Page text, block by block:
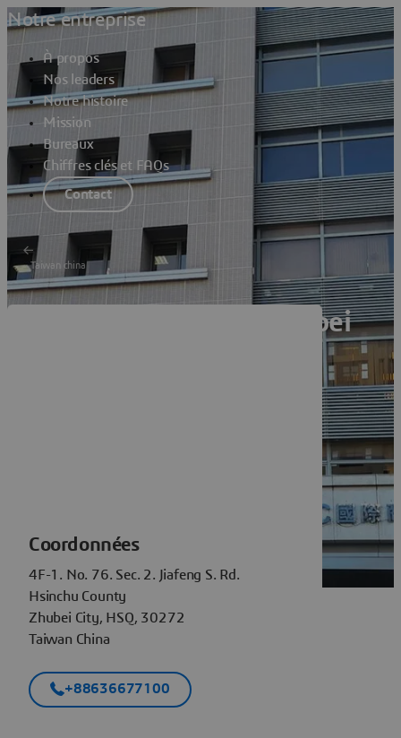
Notre entreprise
À propos
Nos leaders
Notre histoire
Mission
Bureaux
Chiffres clés et FAQs
Contact
Taiwan china
Dassault Systèmes Zhubei
Coordonnées
4F-1. No. 76. Sec. 2. Jiafeng S. Rd.
Hsinchu County
Zhubei City, HSQ, 30272
Taiwan China
+88636677100